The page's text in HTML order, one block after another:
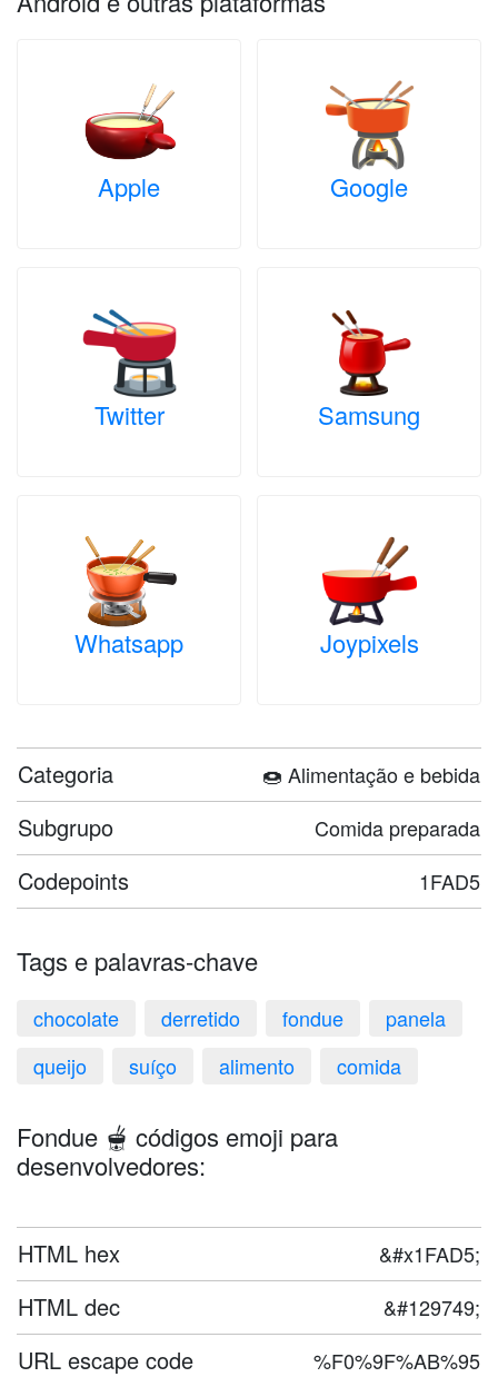
Apple Google
Twitter Samsung
Whatsapp Joypixels
Categoria 🍩 Alimentação e bebida
Subgrupo Comida preparada
Codepoints 1FAD5
Tags e palavras-chave
chocolate derretido fondue
panela
queijo
suíço alimento comida
Fondue 🫕 códigos emoji para
desenvolvedores:
HTML hex &#x1FAD5;
HTML dec &#129749;
URL escape code %F0%9F%AB%95